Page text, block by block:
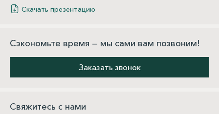
Скачать презентацию
Сэкономьте время — мы сами вам позвоним!
Заказать звонок
Свяжитесь с нами